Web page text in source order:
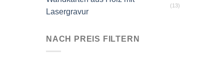
Lasergravur
(13)
NACH PREIS FILTERN